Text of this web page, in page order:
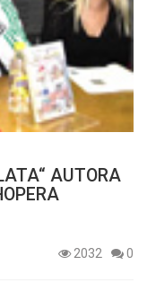
AUTORA
2032
0